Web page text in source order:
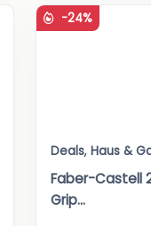
-24%
Deals, Haus &
Faber-Castell
Grip...